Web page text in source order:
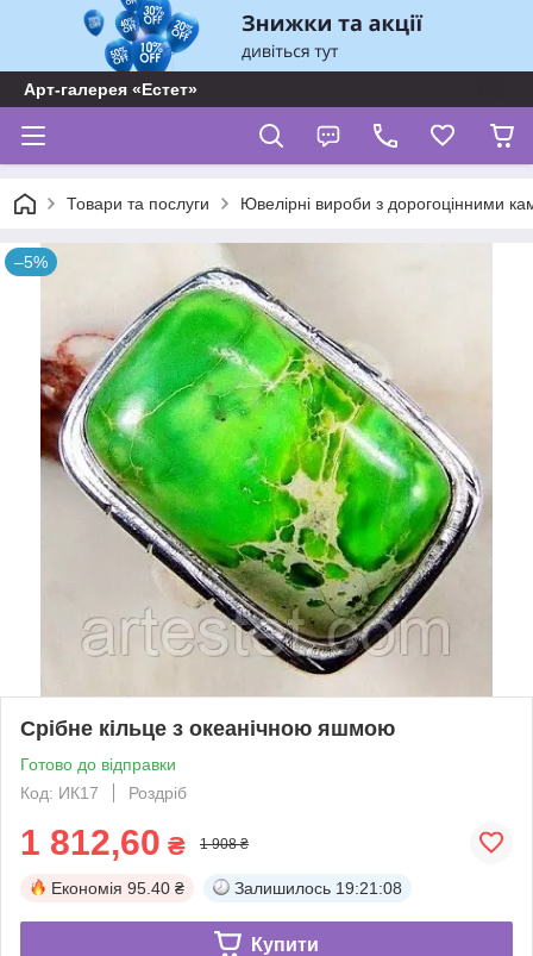
Арт-галерея «Естет»
Товари та послуги Ювелірні вироби з дорогоцінними
–5%
Срібне кільце з океанічною яшмою
Готово до відправки
Код: ИК17
Роздріб
1 812,60 ₴ 1 908 ₴
Економія 95.40 ₴ Залишилось 19:21:07
Купити